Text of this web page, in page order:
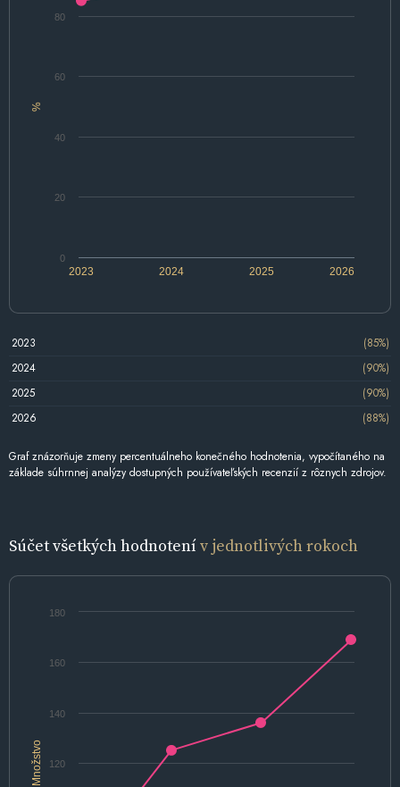
%
2024 2026
2023 2025
0
20
40
60
80
2023
(85%)
2024
(90%)
2025
(90%)
2026
(88%)
Graf znázorňuje zmeny percentuálneho konečného hodnotenia, vypočítaného na
základe súhrnnej analýzy dostupných používateľských recenzií z rôznych zdrojov.
Súčet všetkých hodnotenív jednotlivých rokoch
Množstvo 120
140
160
180